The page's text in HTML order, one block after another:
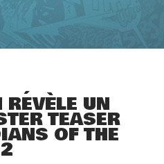
UN
TEASER
OF THE